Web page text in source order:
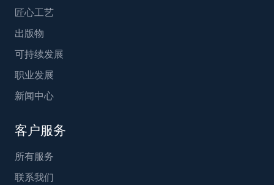
匠心工艺
出版物
可持续发展
职业发展
新闻中心
客户服务
所有服务
联系我们